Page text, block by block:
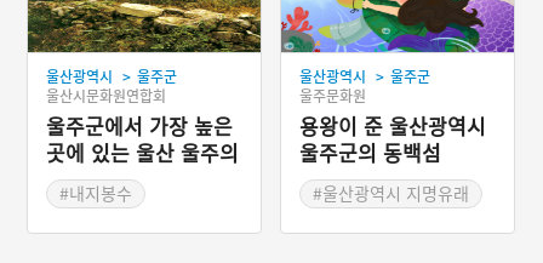
울산광역시 > 울주군
울산시문화원연합회
울주군에서 가장 높은
곳에 있는 울산 울주의
부로산 봉수대
#내지봉수
울산광역시 > 울주군
울주문화원
용왕이 준 울산광역시
울주군의 동백섬
#울산광역시 지명유래